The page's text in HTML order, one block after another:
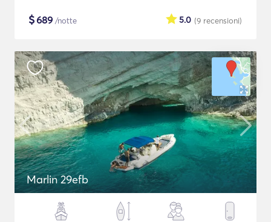
$689 /notte (9 recensioni)
5.0
Marlin 29efb